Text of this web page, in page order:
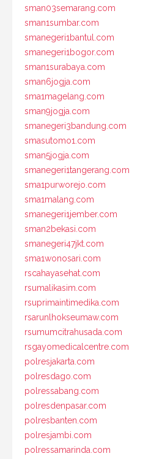
sman03semarang.com
sman1sumbar.com
smanegeri1bantul.com
smanegeri1bogor.com
sman1surabaya.com
sman6jogja.com
sma1magelang.com
sman9jogja.com
smanegeri3bandung.com
smasutomo1.com
sman5jogja.com
smanegeri1tangerang.com
sma1purworejo.com
sma1malang.com
smanegeri1jember.com
sman2bekasi.com
smanegeri47jkt.com
sma1wonosari.com
rscahayasehat.com
rsumalikasim.com
rsuprimaintimedika.com
rsarunlhokseumaw.com
rsumumcitrahusada.com
rsgayomedicalcentre.com
polresjakarta.com
polresdago.com
polressabang.com
polresdenpasar.com
polresbanten.com
polresjambi.com
polressamarinda.com